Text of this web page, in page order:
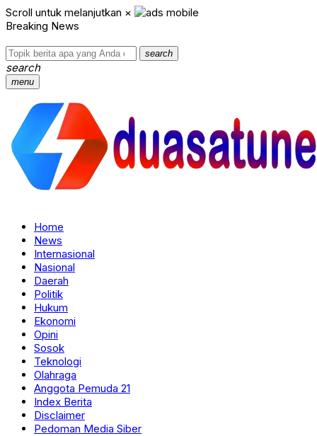
Scroll untuk melanjutkan ×
Breaking News
search
search
menu
Home
News
Internasional
Nasional
Daerah
Politik
Hukum
Ekonomi
Opini
Sosok
Teknologi
Olahraga
Anggota Pemuda 21
Index Berita
Disclaimer
Pedoman Media Siber